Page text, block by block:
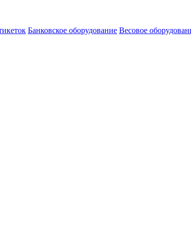
Банковское оборудование Весовое